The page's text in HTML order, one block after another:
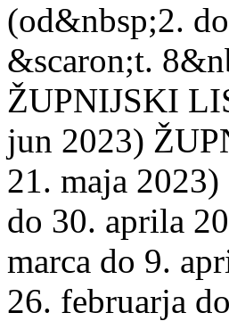
(od&nbsp;2.
&scaron;t.
ŽUPNIJSKI
jun 2023)
21. maja
do 30. aprila
marca do 9.
26. februarja